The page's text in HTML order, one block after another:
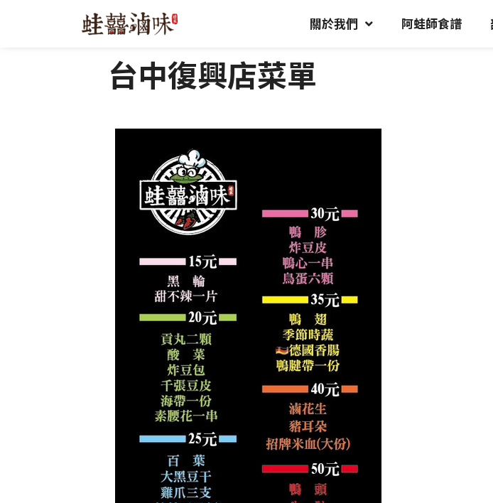
關於我們 阿蛙師食譜
台中復興店菜單